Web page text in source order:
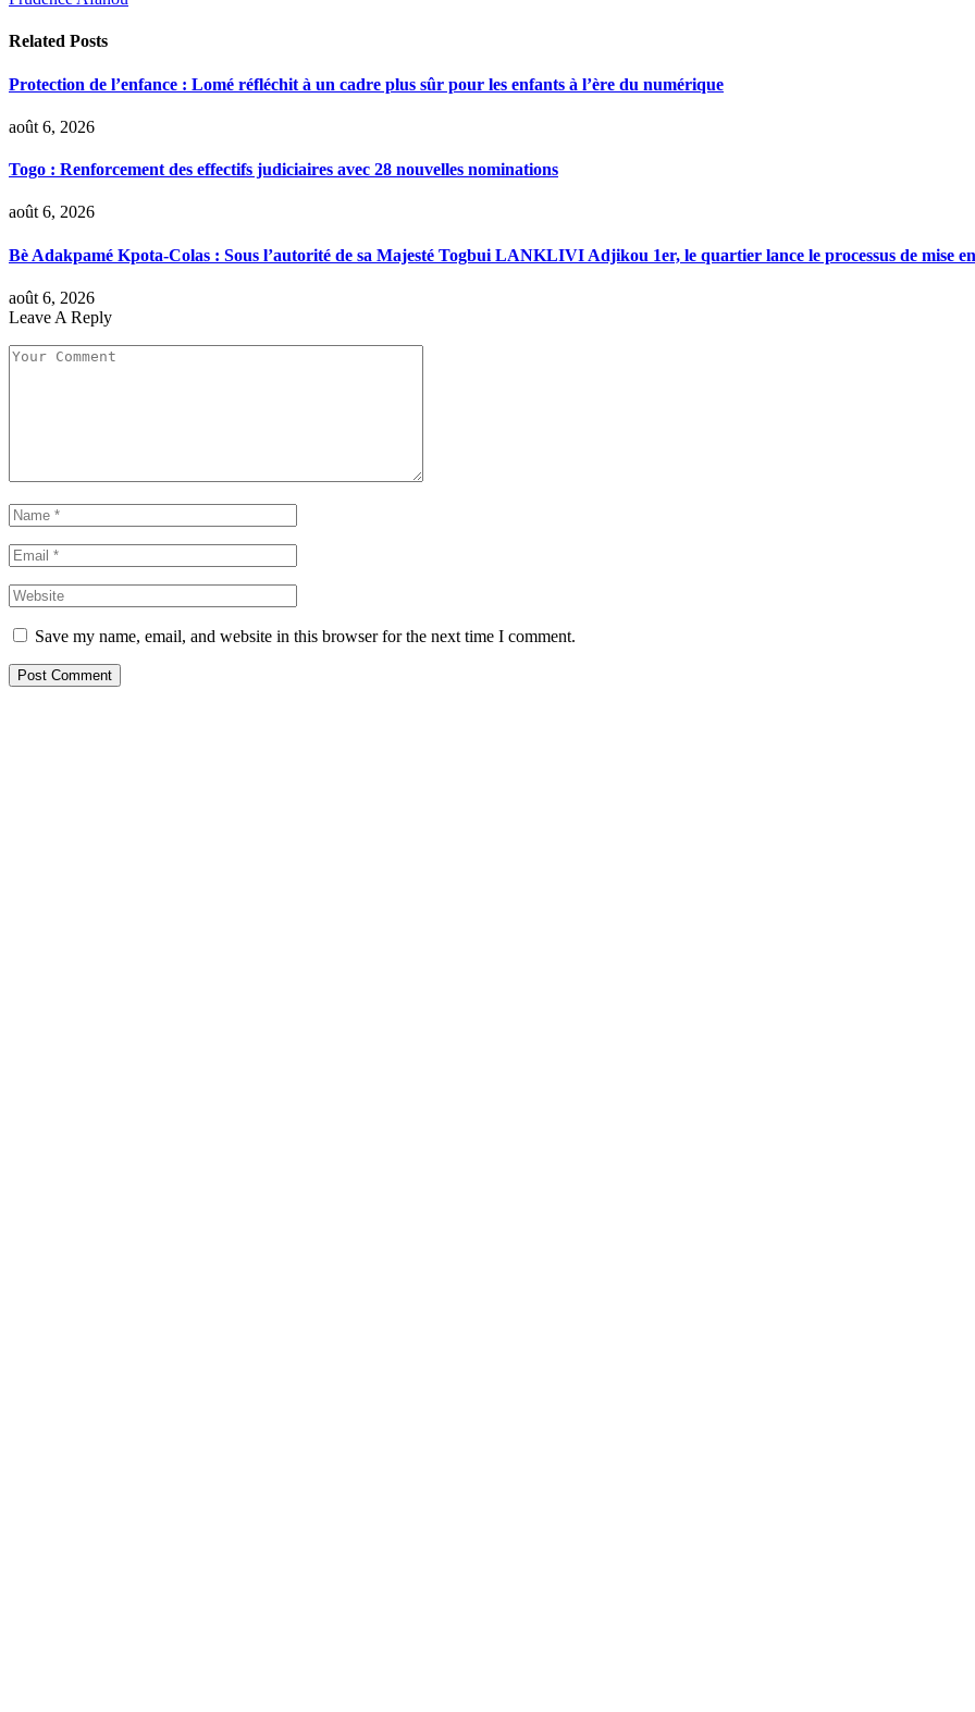
Related Posts
Protection de l’enfance : Lomé réfléchit à un cadre plus sûr pour les enfants à l’ère du numérique
août 6, 2026
Togo : Renforcement des effectifs judiciaires avec 28 nouvelles nominations
août 6, 2026
Bè Adakpamé Kpota-Colas : Sous l’autorité de sa Majesté Togbui LANKLIVI Adjikou 1er, le quartier lance le processus de mise
août 6, 2026
Leave A Reply
Save my name, email, and website in this browser for the next time I comment.